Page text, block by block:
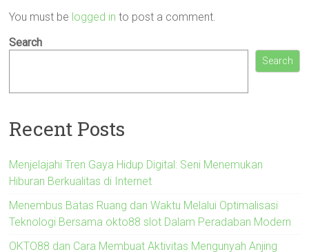
You must be logged in to post a comment.
Search
Search
Recent Posts
Menjelajahi Tren Gaya Hidup Digital: Seni Menemukan
Hiburan Berkualitas di Internet
Menembus Batas Ruang dan Waktu Melalui Optimalisasi
Teknologi Bersama okto88 slot Dalam Peradaban Modern
OKTO88 dan Cara Membuat Aktivitas Mengunyah Anjing